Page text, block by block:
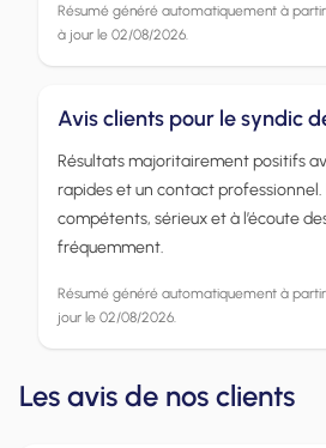
Résumé généré automatiquement à
à jour le 02/08/2026.
Avis clients pour le syndic
Résultats majoritairement positifs
rapides et un contact
compétents, sérieux et à l’écoute
fréquemment.
Résumé généré automatiquement à
jour le 02/08/2026.
Les avis de nos clients